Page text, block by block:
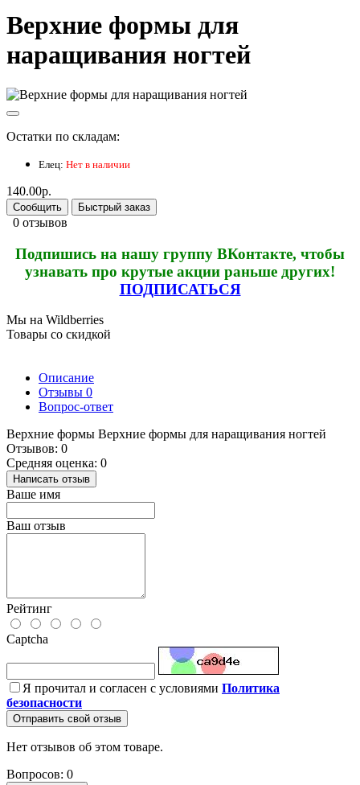
Верхние формы для
наращивания ногтей
Остатки по складам:
Елец: Нет в наличии
140.00р.
Сообщить Быстрый заказ
0 отзывов
Подпишись на нашу группу ВКонтакте, чтобы
узнавать про крутые акции раньше других!
ПОДПИСАТЬСЯ
Мы на Wildberries
Товары со скидкой
Описание
Отзывы 0
Вопрос-ответ
Верхние формы Верхние формы для наращивания ногтей
Отзывов: 0
Средняя оценка: 0
Написать отзыв
Ваше имя
Ваш отзыв
Рейтинг
Captcha
Я прочитал и согласен с условиями Политика
безопасности
Отправить свой отзыв
Нет отзывов об этом товаре.
Вопросов: 0